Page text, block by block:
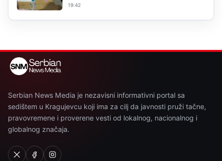
19:42
Serbian News Media je nezavisni informativni portal sa
sedištem u Kragujevcu koji ima za cilj da javnosti pruži tačne,
pravovremene i proverene vesti od lokalnog, nacionalnog i
globalnog značaja.